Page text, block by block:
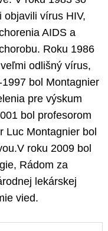
vírus HIV,
AIDS a
Roku 1986
odlišný vírus,
bol Montagnier
pre výskum
bol profesorom
Luc Montagnier bol
roku 2009 bol
Rádom za
lekárskej
vied.